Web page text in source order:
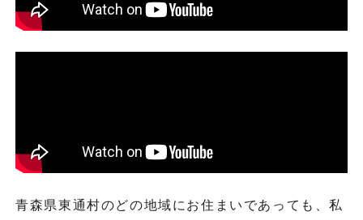
青森県東通村のどの地域にお住まいであっても、私